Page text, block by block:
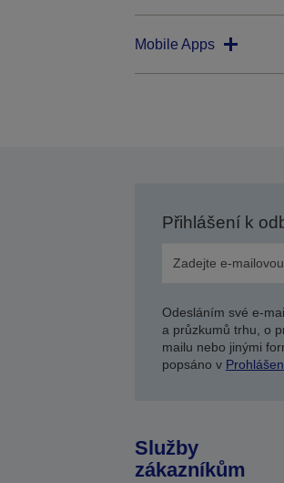
Mobile Apps
Přihlášení k
Odesláním své e-
a průzkumů trhu, o
mailu nebo jinými
popsáno v
Služby
zákazníkům